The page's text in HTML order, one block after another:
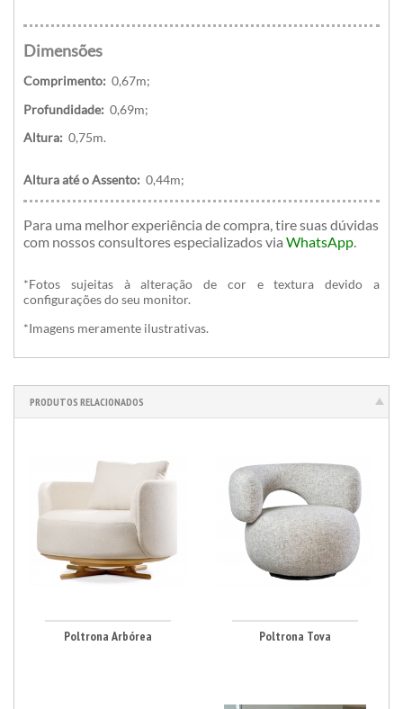
Dimensões
Comprimento: 0,67m;
Profundidade: 0,69m;
Altura: 0,75m.
Altura até o Assento: 0,44m;
Para uma melhor experiência de compra, tire suas dúvidas
com nossos consultores especializadosvia WhatsApp.
*Fotos sujeitas à alteração de cor e textura devido a
configurações do seu monitor.
*Imagens meramente ilustrativas.
PRODUTOS RELACIONADOS
Poltrona Arbórea Poltrona Tova